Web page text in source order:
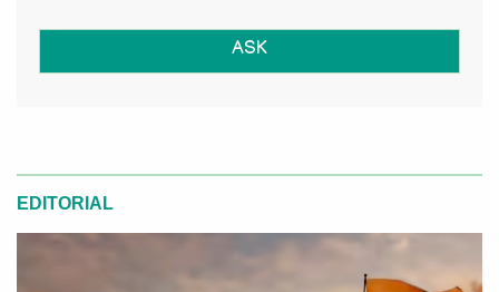
ASK
EDITORIAL